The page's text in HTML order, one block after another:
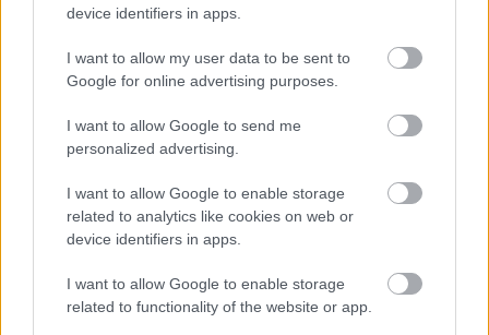
device identifiers in apps.
I want to allow my user data to be sent to
Google for online advertising purposes.
I want to allow Google to send me
personalized advertising.
I want to allow Google to enable storage
related to analytics like cookies on web or
device identifiers in apps.
I want to allow Google to enable storage
related to functionality of the website or app.
Túl van a 100 ezer nézőn a
kriminek azért módfelett jelentősebb forduló, mint
Batmanéknek. A filmre végül hozzávetőleg 140 ezer
> végszó & ami jön
elvárható, de önmagában
erőtlen bemutatkozása és a korábbi filmek itt-ott
ereszkedő, de kitartó forgalma (több mozit kérünk
Budapestre!) több mint 325 milliós összforgalmat
eredményeztek, több mint 225 ezer néző jóvoltából.
Ezen a héten aPaddington 2. veszi célba a